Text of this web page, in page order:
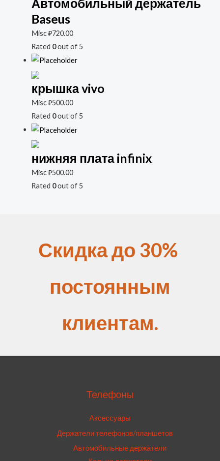
Baseus
Misc₽720.00
Rated 0out of 5
крышка vivo
Misc₽500.00
Rated 0out of 5
нижняя плата infinix
Misc₽500.00
Rated 0out of 5
Скидка до 30%
постоянным
клиентам.
Телефоны
Аксессуары
Держатели телефонов/планшетов
Автомобильные держатели